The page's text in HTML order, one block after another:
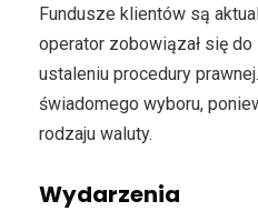
Fundusze klientów są
operator zobowiązał się
ustaleniu procedury
świadomego wyboru,
rodzaju waluty.
Wydarzenia